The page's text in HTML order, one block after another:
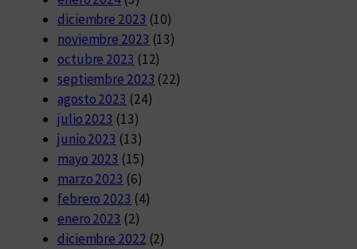
diciembre 2023 (10)
noviembre 2023 (13)
octubre 2023 (12)
septiembre 2023 (22)
agosto 2023 (24)
julio 2023 (13)
junio 2023 (13)
mayo 2023 (15)
marzo 2023 (6)
febrero 2023 (4)
enero 2023 (2)
diciembre 2022 (2)